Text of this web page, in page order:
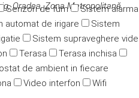
Senzori de fum
Sistem alarma
automat de irigare
Sistem
Sistem supraveghere
Terasa
Terasa inchisa
de ambient in fiecare
Video interfon Wifi
Oradea, Zona Metropolitană